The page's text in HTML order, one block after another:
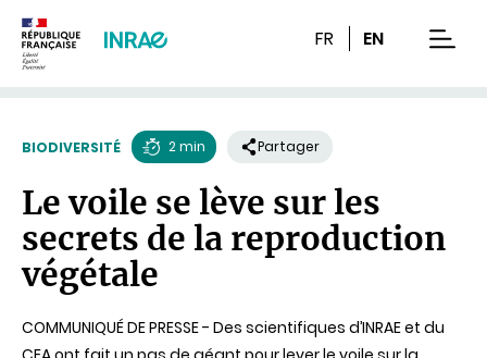
FR EN
BIODIVERSITÉ
de
lecture
2 min Partager
Le voile se lève sur les
secrets de la reproduction
végétale
COMMUNIQUÉ DE PRESSE - Des scientifiques d’INRAE et du